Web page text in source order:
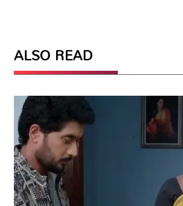
ALSO READ